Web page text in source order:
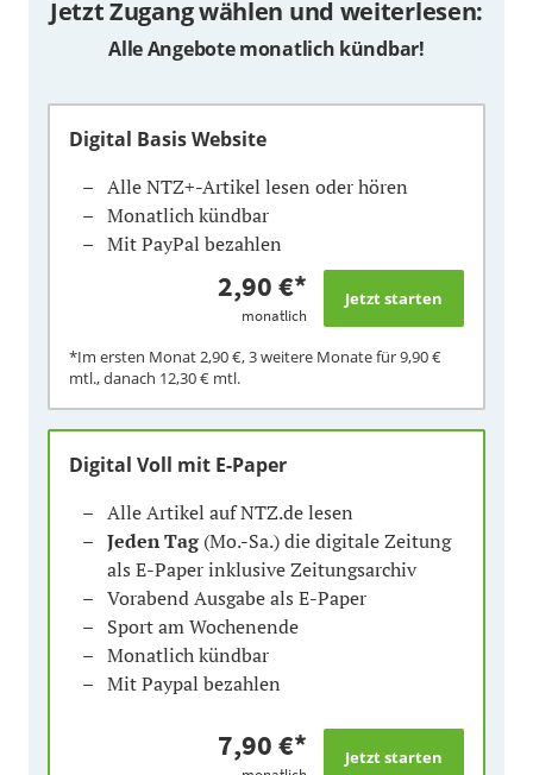
Jetzt Zugang wählen und weiterlesen:
Alle Angebote monatlich kündbar!
Digital Basis Website
Alle NTZ+-Artikel lesen oder hören
Monatlich kündbar
Mit PayPal bezahlen
2,90 €*
monatlich
*Im ersten Monat2,90 €, 3 weitere Monate für9,90 €
mtl., danach 12,30 € mtl.
Digital Voll mit E-Paper
Alle Artikel auf NTZ.de lesen
Jeden Tag(Mo.-Sa.) die digitale Zeitung
als E-Paper inklusive Zeitungsarchiv
Vorabend Ausgabe als E-Paper
Sport am Wochenende
Monatlich kündbar
Mit Paypal bezahlen
7,90 €*